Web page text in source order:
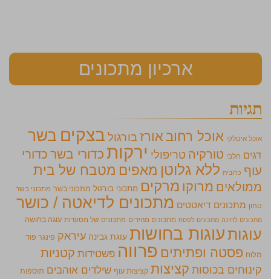
ארכיון מתכונים
תגיות
אוכל איטלקי אוכל רחוב אורזבורגול בצקים בשר
דגים חלבי טורקיה טריפולי ירקות כדורי בשר כדורי
עוף כרובית ללא גלוטן מאפים מטבח של בית
ממולאים מרוקו מרקים מתכוני בורגול מתכוני בשר מתכוני בשר
טחון מתכונים דיאטטים מתכונים לדיאטה / כושר
מתכונים לחינה מתכונים לפסח מתכונים מהירים מתכונים של מסעדות עוגה בחושה
עוגותעוגות בחושות עוגת גבינה עיראק פינגר פוד
מלוח פסטה ופתיתים פרווה פשטידות קטניות
קינוחים בכוסות קציצות קציצות עוף שילדים אוהבים תוספות